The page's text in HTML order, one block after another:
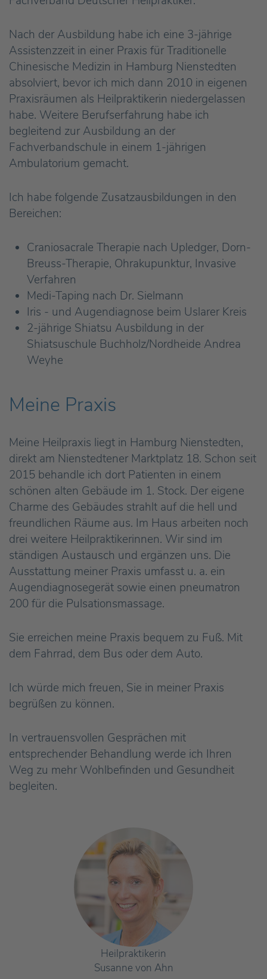
Nach der Ausbildung habe ich eine 3-jährige
Assistenzzeit in einer Praxis für Traditionelle
Chinesische Medizin in Hamburg Nienstedten
absolviert, bevor ich mich dann 2010 in eigenen
Praxisräumen als Heilpraktikerin niedergelassen
habe. Weitere Berufserfahrung habe ich
begleitend zur Ausbildung an der
Fachverbandschule in einem 1-jährigen
Ambulatorium gemacht.
Ich habe folgende Zusatzausbildungen in den
Bereichen:
Craniosacrale Therapie nach Upledger, Dorn-
Breuss-Therapie, Ohrakupunktur, Invasive
Verfahren
Medi-Taping nach Dr. Sielmann
Iris - und Augendiagnose beim Uslarer Kreis
2-jährige Shiatsu Ausbildung in der
Shiatsuschule Buchholz/Nordheide Andrea
Weyhe
Meine Praxis
Meine Heilpraxis liegt in Hamburg Nienstedten,
direkt am Nienstedtener Marktplatz 18. Schon seit
2015 behandle ich dort Patienten in einem
schönen alten Gebäude im 1. Stock. Der eigene
Charme des Gebäudes strahlt auf die hell und
freundlichen Räume aus. Im Haus arbeiten noch
drei weitere Heilpraktikerinnen. Wir sind im
ständigen Austausch und ergänzen uns. Die
Ausstattung meiner Praxis umfasst u. a. ein
Augendiagnosegerät sowie einen pneumatron
200 für die Pulsationsmassage.
Sie erreichen meine Praxis bequem zu Fuß. Mit
dem Fahrrad, dem Bus oder dem Auto.
Ich würde mich freuen, Sie in meiner Praxis
begrüßen zu können.
In vertrauensvollen Gesprächen mit
entsprechender Behandlung werde ich Ihren
Weg zu mehr Wohlbefinden und Gesundheit
begleiten.
Heilpraktikerin
Susanne von Ahn